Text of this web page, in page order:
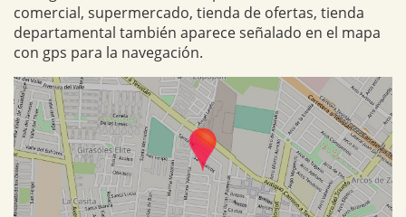
comercial, supermercado, tienda de ofertas, tienda
departamental también aparece señalado en el mapa
con gps para la navegación.